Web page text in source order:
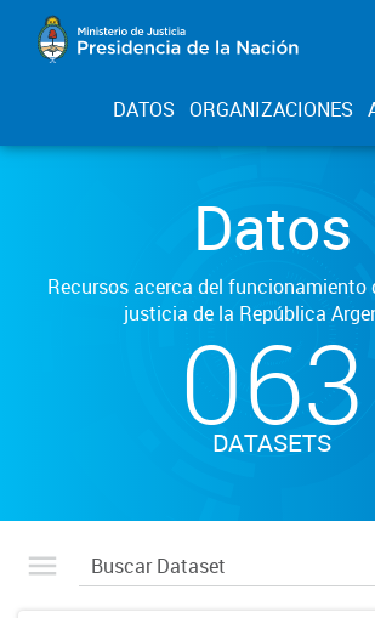
DATOS ORGANIZACIONES
Datos
Recursos acerca del funcionamiento
justicia de la República
063
DATASETS